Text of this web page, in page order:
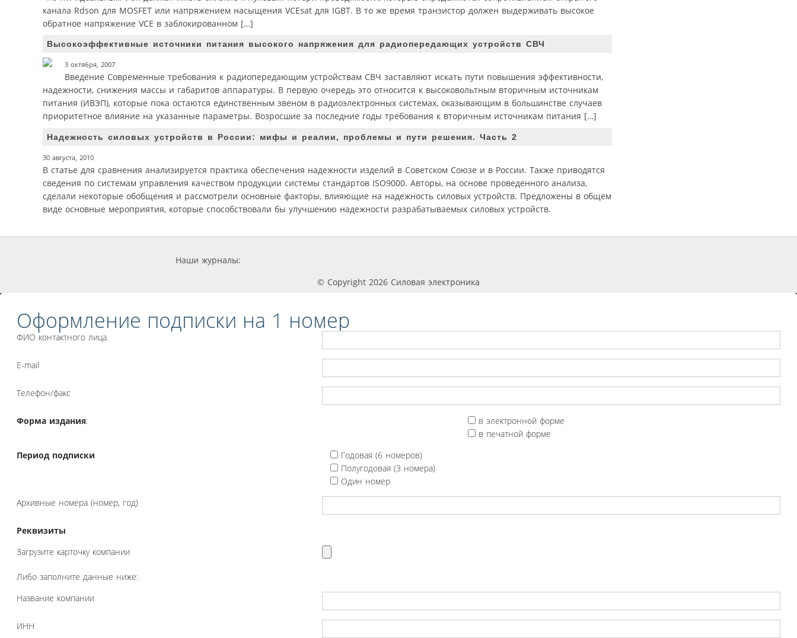
канала Rdson для MOSFET или напряжением насыщения VCEsat для IGBT. В то же время транзистор должен выдерживать высокое
обратное напряжение VCE в заблокированном […]
Высокоэффективные источники питания высокого напряжения для радиопередающих устройств СВЧ
3 октября, 2007
Введение Современные требования к радиопередающим устройствам СВЧ заставляют искать пути повышения эффективности,
надежности, снижения массы и габаритов аппаратуры. В первую очередь это относится к высоковольтным вторичным источникам
питания (ИВЭП), которые пока остаются единственным звеном в радиоэлектронных системах, оказывающим в большинстве случаев
приоритетное влияние на указанные параметры. Возросшие за последние годы требования к вторичным источникам питания […]
Надежность силовых устройств в России: мифы и реалии, проблемы и пути решения. Часть 2
30 августа, 2010
В статье для сравнения анализируется практика обеспечения надежности изделий в Советском Союзе и в России. Также приводятся
сведения по системам управления качеством продукции системы стандартов ISO9000. Авторы, на основе проведенного анализа,
сделали некоторые обобщения и рассмотрели основные факторы, влияющие на надежность силовых устройств. Предложены в общем
виде основные мероприятия, которые способствовали бы улучшению надежности разрабатываемых силовых устройств.
Наши журналы:
© Copyright 2026 Силовая электроника
Оформление подписки на 1 номер
ФИО контактного лица
E-mail
Телефон/факс
Форма издания:
в электронной форме
в печатной форме
Период подписки
Годовая (6 номеров)
Полугодовая (3 номера)
Один номер
Архивные номера (номер, год)
Реквизиты
Загрузите карточку компании
Либо заполните данные ниже:
Название компании
ИНН